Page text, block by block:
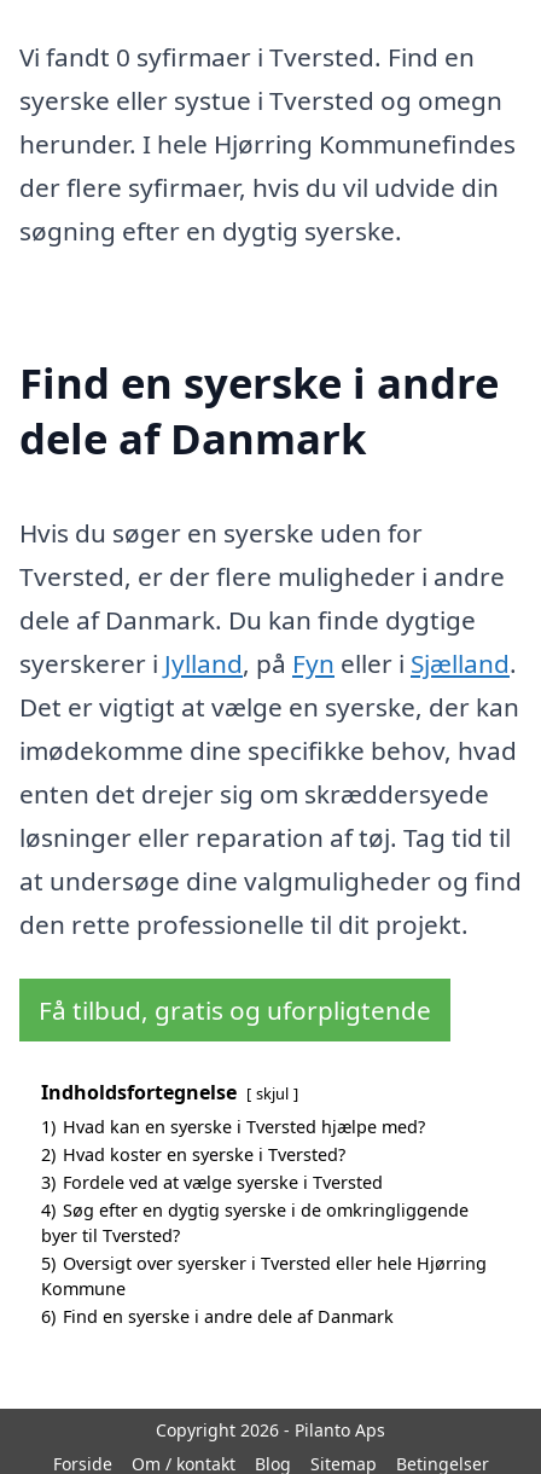
Vi fandt 0 syfirmaer i Tversted. Find en
syerske eller systue i Tversted og omegn
herunder. I hele Hjørring Kommunefindes
der flere syfirmaer, hvis du vil udvide din
søgning efter en dygtig syerske.
Find en syerske i andre
dele af Danmark
Hvis du søger en syerske uden for
Tversted, er der flere muligheder i andre
dele af Danmark. Du kan finde dygtige
syerskerer i Jylland, på Fyn eller i Sjælland.
Det er vigtigt at vælge en syerske, der kan
imødekomme dine specifikke behov, hvad
enten det drejer sig om skræddersyede
løsninger eller reparation af tøj. Tag tid til
at undersøge dine valgmuligheder og find
den rette professionelle til dit projekt.
Få tilbud, gratis og uforpligtende
Indholdsfortegnelse skjul
1) Hvad kan en syerske i Tversted hjælpe med?
2) Hvad koster en syerske i Tversted?
3) Fordele ved at vælge syerske i Tversted
4) Søg efter en dygtig syerske i de omkringliggende
byer til Tversted?
5) Oversigt over syersker i Tversted eller hele Hjørring
Kommune
6) Find en syerske i andre dele af Danmark
Copyright 2026 - Pilanto Aps
Forside
Om / kontakt Blog Sitemap Betingelser